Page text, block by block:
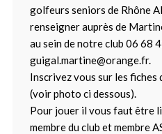
golfeurs seniors de Rhône
renseigner auprès de
au sein de notre club 06 68
guigal.martine@orange.fr.
Inscrivez vous sur les fiches
(voir photo ci dessous).
Pour jouer il vous faut être
membre du club et membre